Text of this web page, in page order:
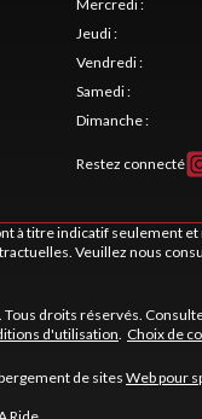
Mercredi:
Jeudi:
Vendredi:
Samedi:
Dimanche:
Restez connecté
à titre indicatif seulement
Veuillez nous
droits réservés.
d'utilisation. Choix de
de sitesWeb pour